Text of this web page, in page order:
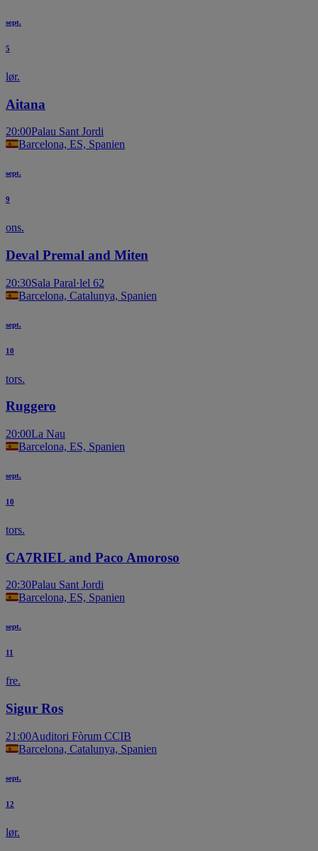
sept.
5
lør.
Aitana
20:00Palau Sant Jordi
Barcelona, ES, Spanien
sept.
9
ons.
Deval Premal and Miten
20:30Sala Paral·lel 62
Barcelona, Catalunya, Spanien
sept.
10
tors.
Ruggero
20:00La Nau
Barcelona, ES, Spanien
sept.
10
tors.
CA7RIEL and Paco Amoroso
20:30Palau Sant Jordi
Barcelona, ES, Spanien
sept.
11
fre.
Sigur Ros
21:00Auditori Fòrum CCIB
Barcelona, Catalunya, Spanien
sept.
12
lør.